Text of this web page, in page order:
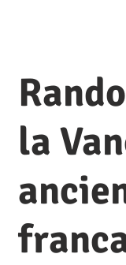
la